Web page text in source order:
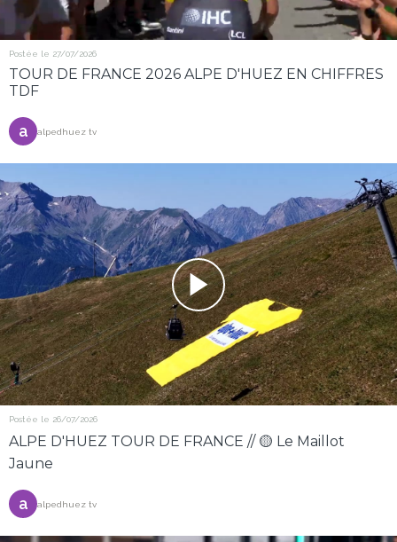
Postée le 27/07/2026
TOUR DE FRANCE 2026 ALPE D'HUEZ EN CHIFFRES
TDF
a alpedhuez tv
Postée le 26/07/2026
ALPE D'HUEZ TOUR DE FRANCE // 🟡 Le Maillot
Jaune
a alpedhuez tv